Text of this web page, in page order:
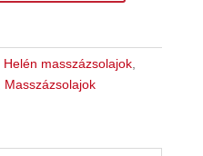
Helén masszázsolajok,
Masszázsolajok